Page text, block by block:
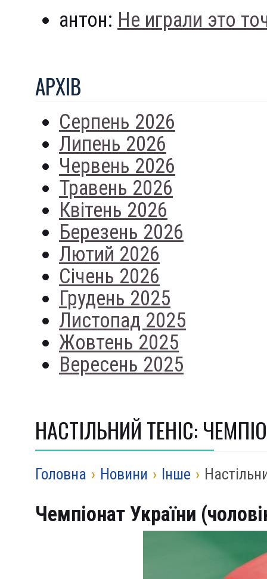
антон: Не играли это
АРХIВ
Серпень 2026
Липень 2026
Червень 2026
Травень 2026
Квітень 2026
Березень 2026
Лютий 2026
Січень 2026
Грудень 2025
Листопад 2025
Жовтень 2025
Вересень 2025
НАСТІЛЬНИЙ ТЕНІС:
Головна › Новини › Iнше ›
Чемпіонат України